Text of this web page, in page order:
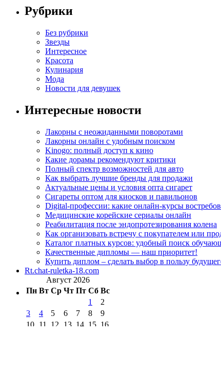
Рубрики
Без рубрики
Звезды
Интересное
Красота
Кулинария
Мода
Новости для девушек
Интересные новости
Лакорны с неожиданными поворотами
Лакорны онлайн с удобным поиском
Kinogo: полный доступ к кино
Какие дорамы рекомендуют критики
Полный спектр возможностей для авто
Как выбрать лучшие бренды для продажи
Актуальные цены и условия опта сигарет
Сигареты оптом для киосков и павильонов
Digital-профессии: какие онлайн-курсы
Медицинские корейские сериалы онлайн
Реабилитация после эндопротезирования колена
Как организовать встречу с покупателем или
Каталог платных курсов: удобный поиск
Качественные дипломы — наш приоритет!
Купить диплом – сделать выбор в пользу
Rt.chat-ruletka-18.com
Август 2026
Пн Вт Ср Чт Пт Сб Вс
1
2
3
4 5 6 7 8
9
10 11 12 13 14 15 16